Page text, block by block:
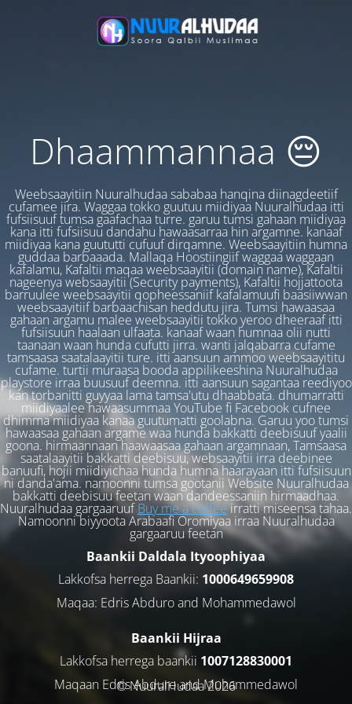
Dhaammannaa 😔
Weebsaayitiin Nuuralhudaa sababaa hanqina diinagdeetiif
cufamee jira. Waggaa tokko guutuu miidiyaa Nuuralhudaa itti
fufsiisuuf tumsa gaafachaa turre. garuu tumsi gahaan miidiyaa
kana itti fufsiisuu dandahu hawaasarraa hin argamne. kanaaf
miidiyaa kana guututti cufuuf dirqamne. Weebsaayitiin humna
guddaa barbaaada. Mallaqa Hoostiingiif waggaa waggaan
kafalamu, Kafaltii maqaa weebsaayitii (domain name), Kafaltii
nageenya websaayitii (Security payments), Kafaltii hojjattoota
barruulee weebsaayitii qopheessaniif kafalamuufi baasiiwwan
weebsaayitiif barbaachisan heddutu jira. Tumsi hawaasaa
gahaan argamu malee weebsaayitii tokko yeroo dheeraaf itti
fufsiisuun haalaan ulfaata. kanaaf waan humnaa olii nutti
taanaan waan hunda cufutti jirra. wanti jalqabarra cufame
tamsaasa saatalaayitii ture. itti aansuun ammoo weebsaayititu
cufame. turtii muraasa booda appilikeeshina Nuuralhudaa
playstore irraa buusuuf deemna. itti aansuun sagantaa reediyoo
kan torbanitti guyyaa lama tamsa'utu dhaabbata. dhumarratti
miidiyaalee hawaasummaa YouTube fi Facebook cufnee
dhimma miidiyaa kanaa guutumatti goolabna. Garuu yoo tumsi
hawaasaa gahaan argame waa hunda bakkatti deebisuuf yaalii
goona. hirmaannaan haawaasaa gahaan argamnaan, Tamsaasa
saatalaayitii bakkatti deebisuu, websaayitii irra deebinee
banuufi, hojii miidiyichaa hunda humna haarayaan itti fufsiisuun
ni danda'ama. namoonni tumsa gootanii Website Nuuralhudaa
bakkatti deebisuu feetan waan dandeessaniin hirmaadhaa.
Nuuralhudaa gargaaruufBuy me a coffeeirratti miseensa tahaa.
Namoonni biyyoota Arabaafi Oromiyaa irraa Nuuralhudaa
gargaaruu feetan
Baankii Daldala Ityoophiyaa
Lakkofsa herrega Baankii: 1000649659908
Maqaa: Edris Abduro and Mohammedawol
Baankii Hijraa
Lakkofsa herrega baankii 1007128830001
Maqaan Edris Abduro and Muhammedawol
© NuuralHudaa 2026